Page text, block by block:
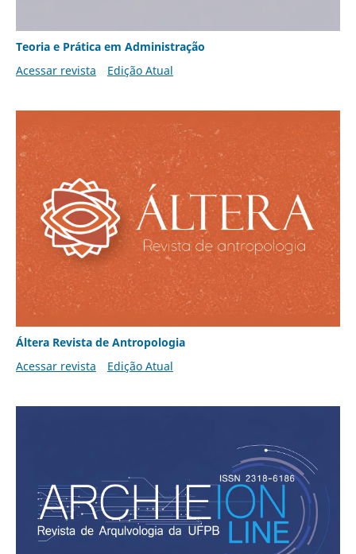
Teoria e Prática em Administração
Acessar revista
Edição Atual
Áltera Revista de Antropologia
Acessar revista
Edição Atual